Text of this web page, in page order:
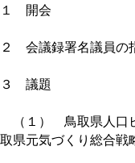
１ 開会
２ 会議録署名議員の
３ 議題
（１） 鳥取県人口
取県元気づくり総合戦